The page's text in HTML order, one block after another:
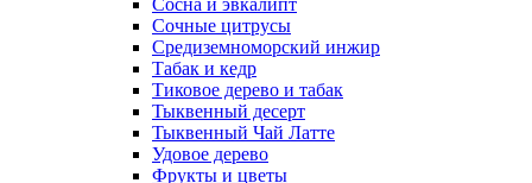
Сосна и эвкалипт
Сочные цитрусы
Средиземноморский инжир
Табак и кедр
Тиковое дерево и табак
Тыквенный десерт
Тыквенный Чай Латте
Удовое дерево
Фрукты и цветы